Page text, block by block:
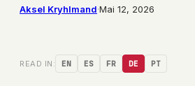
Aksel Kryhlmand·Mai 12, 2026
READ IN: EN ES FR DE PT